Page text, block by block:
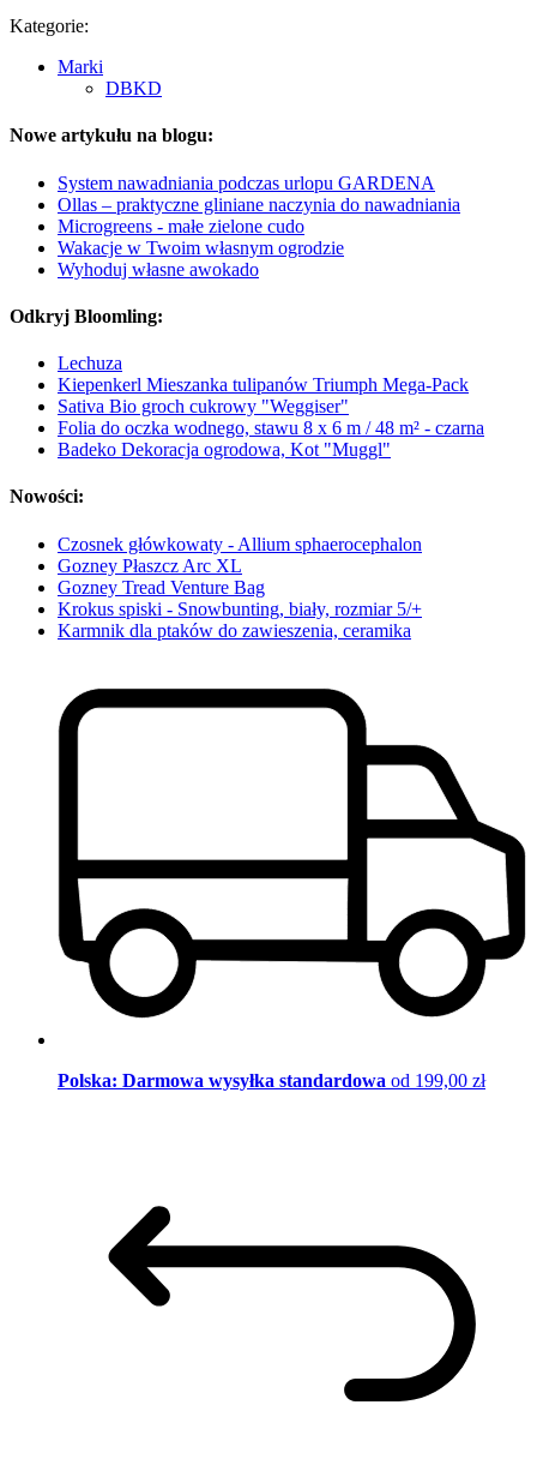
Kategorie:
Marki
DBKD
Nowe artykułu na blogu:
System nawadniania podczas urlopu GARDENA
Ollas – praktyczne gliniane naczynia do nawadniania
Microgreens - małe zielone cudo
Wakacje w Twoim własnym ogrodzie
Wyhoduj własne awokado
Odkryj Bloomling:
Lechuza
Kiepenkerl Mieszanka tulipanów Triumph Mega-Pack
Sativa Bio groch cukrowy "Weggiser"
Folia do oczka wodnego, stawu 8 x 6 m / 48 m² - czarna
Badeko Dekoracja ogrodowa, Kot "Muggl"
Nowości:
Czosnek główkowaty - Allium sphaerocephalon
Gozney Płaszcz Arc XL
Gozney Tread Venture Bag
Krokus spiski - Snowbunting, biały, rozmiar 5/+
Karmnik dla ptaków do zawieszenia, ceramika
Polska: Darmowa wysyłka standardowa od 199,00 zł